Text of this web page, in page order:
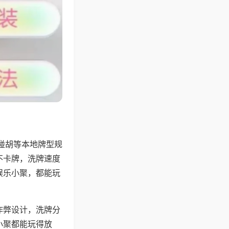
胡等本地牌型规
卡牌，洗牌速度
乐小聚，都能玩
设计，洗牌分
聚都能玩得放